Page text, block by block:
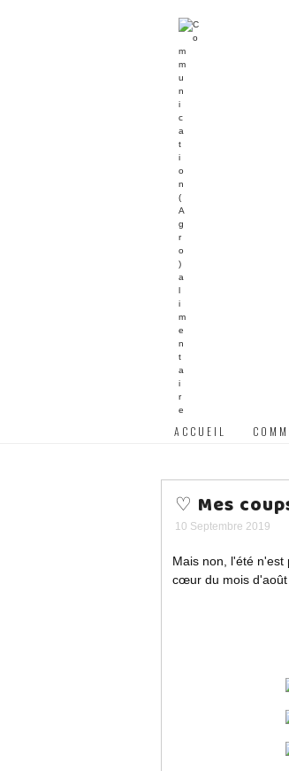
ACCUEIL
♡ Mes
10 Septembre 2019
Mais non, l'été n'est
cœur du mois d'août